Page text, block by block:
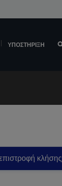
ΥΠΟΣΤΉΡΙΞΗ
κλήσης